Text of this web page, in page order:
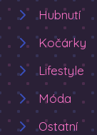
Hubnutí
Kočárky
Lifestyle
Móda
Ostatní